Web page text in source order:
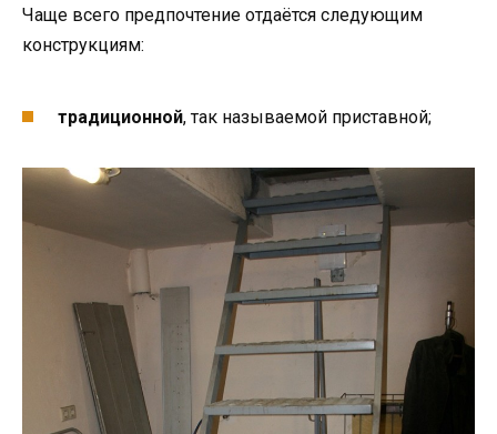
Чаще всего предпочтение отдаётся следующим
конструкциям:
традиционной, так называемой приставной;